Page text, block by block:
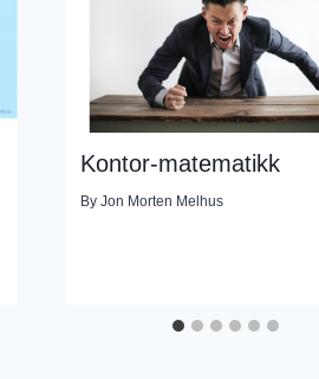
Kontor-matematikk
By Jon Morten Melhus